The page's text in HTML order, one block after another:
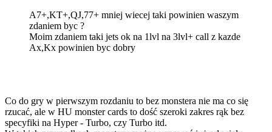
A7+,KT+,QJ,77+ mniej wiecej taki powinien waszym
zdaniem byc ?
Moim zdaniem taki jets ok na 1lvl na 3lvl+ call z kazde
Ax,Kx powinien byc dobry
Co do gry w pierwszym rozdaniu to bez monstera nie ma co się
rzucać, ale w HU monster cards to dość szeroki zakres rąk bez
specyfiki na Hyper - Turbo, czy Turbo itd.